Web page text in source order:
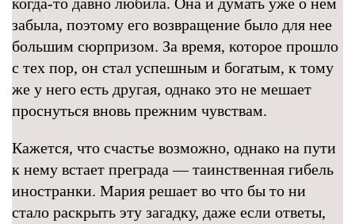
забыла, поэтому его возвращение было для нее
большим сюрпризом. За время, которое прошло
с тех пор, он стал успешным и богатым, к тому
же у него есть другая, однако это не мешает
проснуться вновь прежним чувствам.
Кажется, что счастье возможно, однако на пути
к нему встает преграда — таинственная гибель
иностранки. Мария решает во что бы то ни
стало раскрыть эту загадку, даже если ответы,